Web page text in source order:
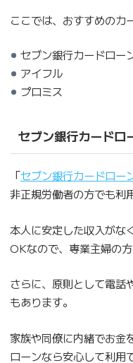
ここでは、おすすめのカ
セブン銀行カードロー
アイフル
プロミス
セブン銀行カードロ
「セブン銀行カードロー
非正規労働者の方でも利
本人に安定した収入がな
OKなので、専業主婦の
さらに、原則として電話
もあります。
家族や同僚に内緒でお金
ローンなら安心して利用